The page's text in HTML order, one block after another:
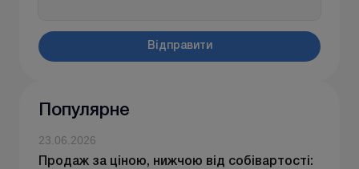
Відправити
Популярне
23.06.2026
Продаж за ціною, нижчою від собівартості: